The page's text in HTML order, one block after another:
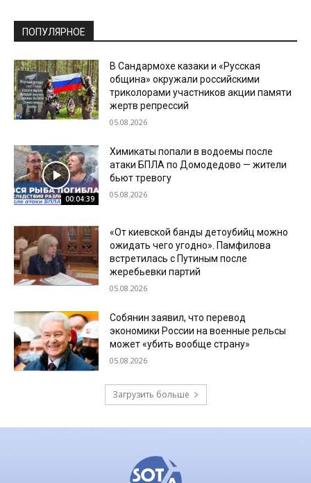
ПОПУЛЯРНОЕ
В Сандармохе казаки и «Русская
община» окружали российскими
триколорами участников акции памяти
жертв репрессий
05.08.2026
00:04:39
Химикаты попали в водоемы после
атаки БПЛА по Домодедово — жители
бьют тревогу
05.08.2026
«От киевской банды детоубийц можно
ожидать чего угодно». Памфилова
встретилась с Путиным после
жеребьевки партий
05.08.2026
Собянин заявил, что перевод
экономики России на военные рельсы
может «убить вообще страну»
05.08.2026
Загрузить больше